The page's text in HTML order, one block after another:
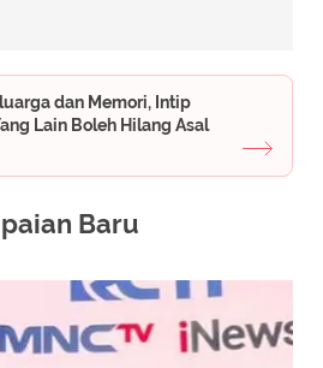
dan Memori, Intip
Lain Boleh Hilang Asal
Baru